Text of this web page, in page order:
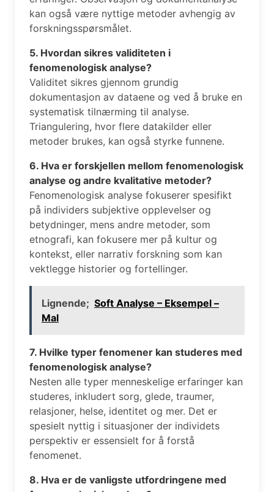
kan også være nyttige metoder avhengig av
forskningsspørsmålet.
5. Hvordan sikres validiteten i
fenomenologisk analyse?
Validitet sikres gjennom grundig
dokumentasjon av dataene og ved å bruke en
systematisk tilnærming til analyse.
Triangulering, hvor flere datakilder eller
metoder brukes, kan også styrke funnene.
6. Hva er forskjellen mellom fenomenologisk
analyse og andre kvalitative metoder?
Fenomenologisk analyse fokuserer spesifikt
på individers subjektive opplevelser og
betydninger, mens andre metoder, som
etnografi, kan fokusere mer på kultur og
kontekst, eller narrativ forskning som kan
vektlegge historier og fortellinger.
Lignende; Soft Analyse – Eksempel –
Mal
7. Hvilke typer fenomener kan studeres med
fenomenologisk analyse?
Nesten alle typer menneskelige erfaringer kan
studeres, inkludert sorg, glede, traumer,
relasjoner, helse, identitet og mer. Det er
spesielt nyttig i situasjoner der individets
perspektiv er essensielt for å forstå
fenomenet.
8. Hva er de vanligste utfordringene med